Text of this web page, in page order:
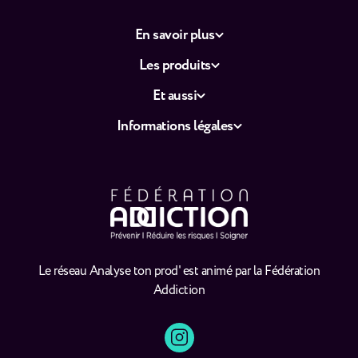
Le réseau Analyse ton prod' est animé par la Fédération
Addiction
En savoir plus
Les produits
Et aussi
Informations légales